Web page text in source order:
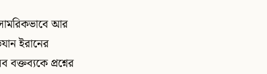
আর
ইরানের
প্রশ্নের